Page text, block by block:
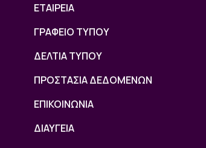
ΕΤΑΙΡΕΙΑ
ΓΡΑΦΕΙΟ ΤΥΠΟΥ
ΔΕΛΤΙΑ ΤΥΠΟΥ
ΠΡΟΣΤΑΣΙΑ ΔΕΔΟΜΕΝΩΝ
ΕΠΙΚΟΙΝΩΝΙΑ
ΔΙΑΥΓΕΙΑ